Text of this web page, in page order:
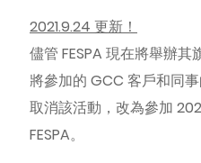
2021.9.24 更新！
儘管 FESPA 現在將舉辦
將參加的 GCC 客戶和同
取消該活動，改為參加
FESPA。